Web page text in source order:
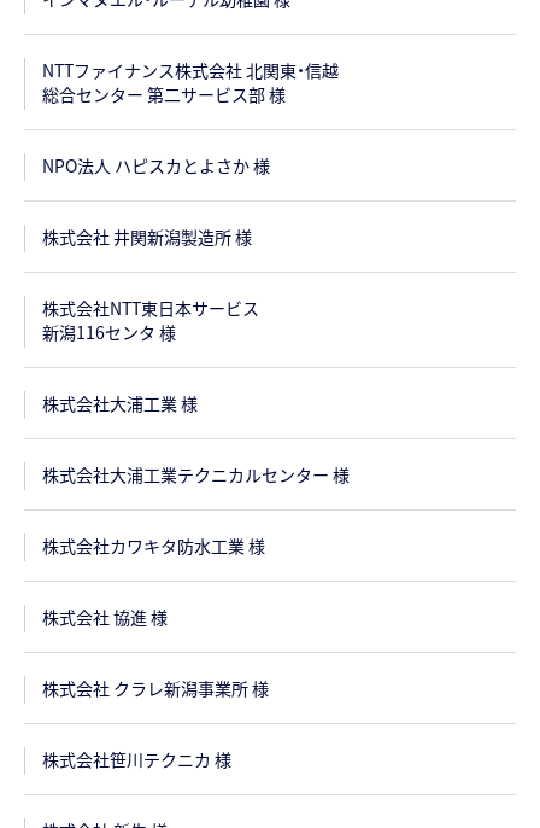
NTTファイナンス株式会社 北関東・信越
総合センター 第二サービス部 様
NPO法人 ハピスカとよさか 様
株式会社 井関新潟製造所 様
株式会社NTT東日本サービス
新潟116センタ 様
株式会社大浦工業 様
株式会社大浦工業テクニカルセンター 様
株式会社カワキタ防水工業 様
株式会社 協進 様
株式会社 クラレ新潟事業所 様
株式会社笹川テクニカ 様